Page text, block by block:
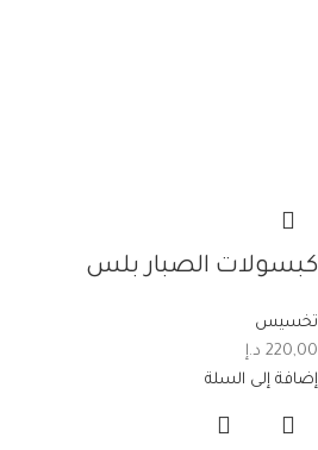
كبسولات الصبار بلس
تخسيس
220,00 د.إ
إضافة إلى السلة